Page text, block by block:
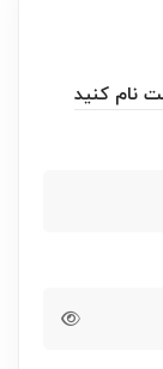
نام کنید